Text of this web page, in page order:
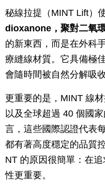
秘線拉提（MINT Lift）
dioxanone，聚對二氧環
的新東西，而是在外科
療縫線材質。它具備極
會隨時間被自然分解吸收
更重要的是，MINT 線
以及全球超過 40 個國
言，這些國際認證代表
都有著高度穩定的品質
NT 的原因很簡單：在
性更重要。